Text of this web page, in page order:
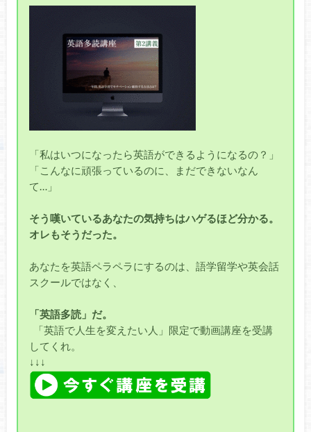
「私はいつになったら英語ができるようになるの？」
「こんなに頑張っているのに、まだできないなん
て…」
そう嘆いているあなたの気持ちはハゲるほど分かる。
オレもそうだった。
あなたを英語ペラペラにするのは、語学留学や英会話
スクールではなく、
「英語多読」だ。
「英語で人生を変えたい人」限定で動画講座を受講
してくれ。
↓↓↓